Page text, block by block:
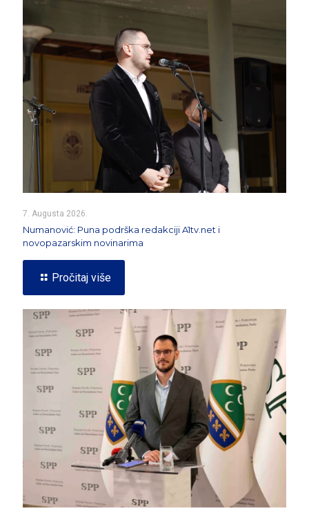
7. Augusta 2026.
Numanović: Puna podrška redakciji A1tv.net i
novopazarskim novinarima
Pročitaj više